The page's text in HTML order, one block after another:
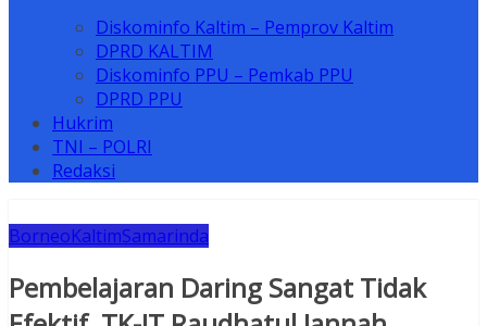
Diskominfo Kaltim – Pemprov Kaltim
DPRD KALTIM
Diskominfo PPU – Pemkab PPU
DPRD PPU
Hukrim
TNI – POLRI
Redaksi
BorneoKaltimSamarinda
Pembelajaran Daring Sangat Tidak